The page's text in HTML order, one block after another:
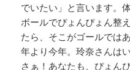
でいたい」と言います。
ボールでぴょんぴょん整
たら、そこがゴールでは
年より今年。玲奈さんは
さぁ！あなたも、ぴょん